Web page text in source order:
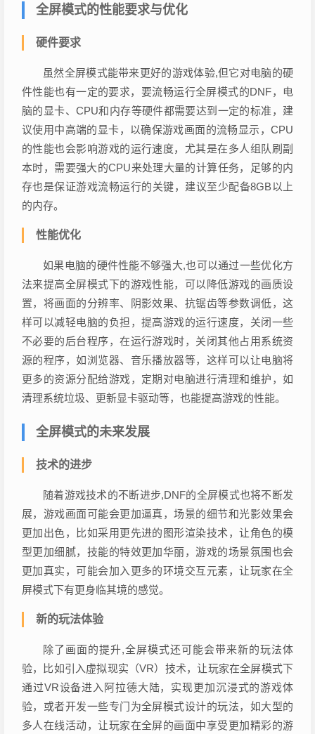
全屏模式的性能要求与优化
硬件要求
虽然全屏模式能带来更好的游戏体验,但它对电脑的硬
件性能也有一定的要求，要流畅运行全屏模式的DNF，电
脑的显卡、CPU和内存等硬件都需要达到一定的标准，建
议使用中高端的显卡，以确保游戏画面的流畅显示，CPU
的性能也会影响游戏的运行速度，尤其是在多人组队刷副
本时，需要强大的CPU来处理大量的计算任务，足够的内
存也是保证游戏流畅运行的关键，建议至少配备8GB以上
的内存。
性能优化
如果电脑的硬件性能不够强大,也可以通过一些优化方
法来提高全屏模式下的游戏性能，可以降低游戏的画质设
置，将画面的分辨率、阴影效果、抗锯齿等参数调低，这
样可以减轻电脑的负担，提高游戏的运行速度，关闭一些
不必要的后台程序，在运行游戏时，关闭其他占用系统资
源的程序，如浏览器、音乐播放器等，这样可以让电脑将
更多的资源分配给游戏，定期对电脑进行清理和维护，如
清理系统垃圾、更新显卡驱动等，也能提高游戏的性能。
全屏模式的未来发展
技术的进步
随着游戏技术的不断进步,DNF的全屏模式也将不断发
展，游戏画面可能会更加逼真，场景的细节和光影效果会
更加出色，比如采用更先进的图形渲染技术，让角色的模
型更加细腻，技能的特效更加华丽，游戏的场景氛围也会
更加真实，可能会加入更多的环境交互元素，让玩家在全
屏模式下有更身临其境的感觉。
新的玩法体验
除了画面的提升,全屏模式还可能会带来新的玩法体
验，比如引入虚拟现实（VR）技术，让玩家在全屏模式下
通过VR设备进入阿拉德大陆，实现更加沉浸式的游戏体
验，或者开发一些专门为全屏模式设计的玩法，如大型的
多人在线活动，让玩家在全屏的画面中享受更加精彩的游